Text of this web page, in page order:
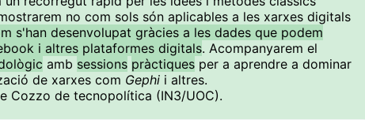
no com sols són aplicables a les xarxes digitals
s'han desenvolupat gràcies a les dades que podem
i altres plataformes digitals. Acompanyarem el
amb sessions pràctiques per a aprendre a dominar
de xarxes com Gephi i altres.
Cozzo de tecnopolítica (IN3/UOC).